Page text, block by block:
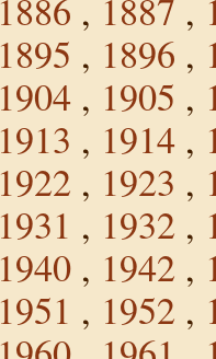
1886 , 1887 ,
1895 , 1896 ,
1904 , 1905 ,
1913 , 1914 ,
1922 , 1923 ,
1931 , 1932 ,
1940 , 1942 ,
1951 , 1952 ,